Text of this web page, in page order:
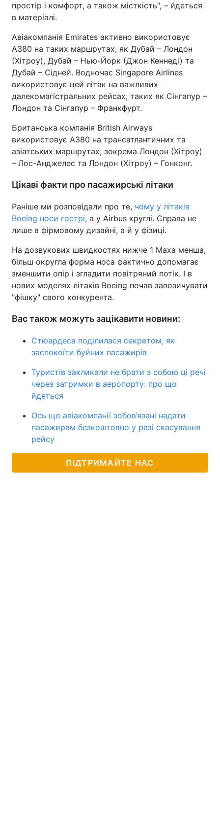
простір і комфорт, а також місткість", – йдеться
в матеріалі.
Авіакомпанія Emirates активно використовує
A380 на таких маршрутах, як Дубай – Лондон
(Хітроу), Дубай – Нью-Йорк (Джон Кеннеді) та
Дубай – Сідней. Водночас Singapore Airlines
використовує цей літак на важливих
далекомагістральних рейсах, таких як Сінгапур –
Лондон та Сінгапур – Франкфурт.
Британська компанія British Airways
використовує A380 на трансатлантичних та
азіатських маршрутах, зокрема Лондон (Хітроу)
– Лос-Анджелес та Лондон (Хітроу) – Гонконг.
Цікаві факти про пасажирські літаки
Раніше ми розповідали про те, чому у літаків
Boeing носи гострі, а у Airbus круглі. Справа не
лише в фірмовому дизайні, а й у фізиці.
На дозвукових швидкостях нижче 1 Маха менша,
більш округла форма носа фактично допомагає
зменшити опір і згладити повітряний потік. І в
нових моделях літаків Boeing почав запозичувати
"фішку" свого конкурента.
Вас також можуть зацікавити новини:
Стюардеса поділилася секретом, як
заспокоїти буйних пасажирів
Туристів закликали не брати з собою ці речі
через затримки в аеропорту: про що
йдеться
Ось що авіакомпанії зобов’язані надати
пасажирам безкоштовно у разі скасування
рейсу
ПІДТРИМАЙТЕ НАС